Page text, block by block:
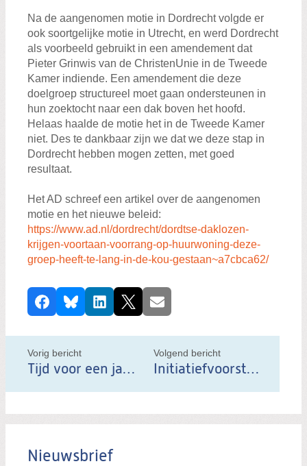
Na de aangenomen motie in Dordrecht volgde er
ook soortgelijke motie in Utrecht, en werd Dordrecht
als voorbeeld gebruikt in een amendement dat
Pieter Grinwis van de ChristenUnie in de Tweede
Kamer indiende. Een amendement die deze
doelgroep structureel moet gaan ondersteunen in
hun zoektocht naar een dak boven het hoofd.
Helaas haalde de motie het in de Tweede Kamer
niet. Des te dankbaar zijn we dat we deze stap in
Dordrecht hebben mogen zetten, met goed
resultaat.
Het AD schreef een artikel over de aangenomen
motie en het nieuwe beleid:
https://www.ad.nl/dordrecht/dordtse-daklozen-
krijgen-voortaan-voorrang-op-huurwoning-deze-
groep-heeft-te-lang-in-de-kou-gestaan~a7cbca62/
D
e
e
l
b
r
FacebookBlueskyLinkedIn
X E-mail
Vorig bericht
Tijd voor een jaarwisseling waar heel de stad van kan genieten
Volgend bericht
Initiatiefvoorstel in de strijd tegen eenzaamheid: Dordt Ontmoet!
Nieuwsbrief